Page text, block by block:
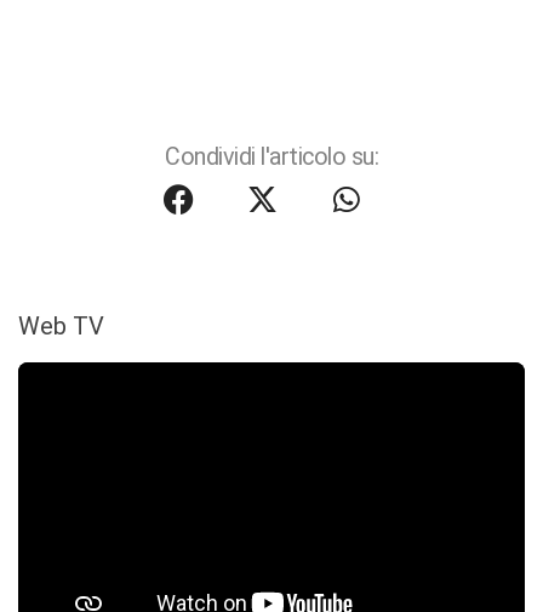
Condividi l'articolo su:
Web TV